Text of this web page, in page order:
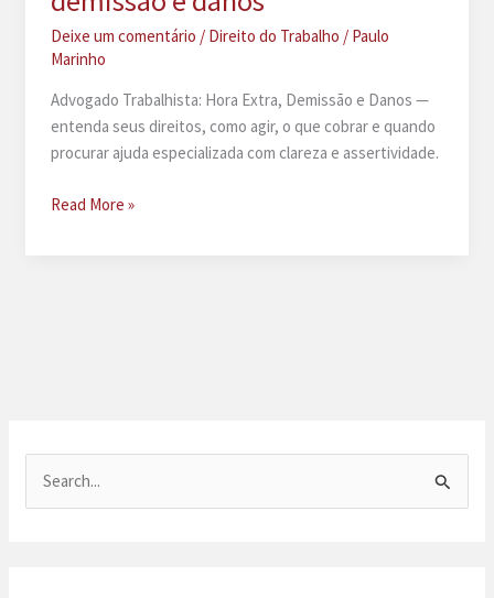
Deixe um comentário / Direito do Trabalho / Paulo
Marinho
Advogado Trabalhista: Hora Extra, Demissão e Danos —
entenda seus direitos, como agir, o que cobrar e quando
procurar ajuda especializada com clareza e assertividade.
Advogado
Read More »